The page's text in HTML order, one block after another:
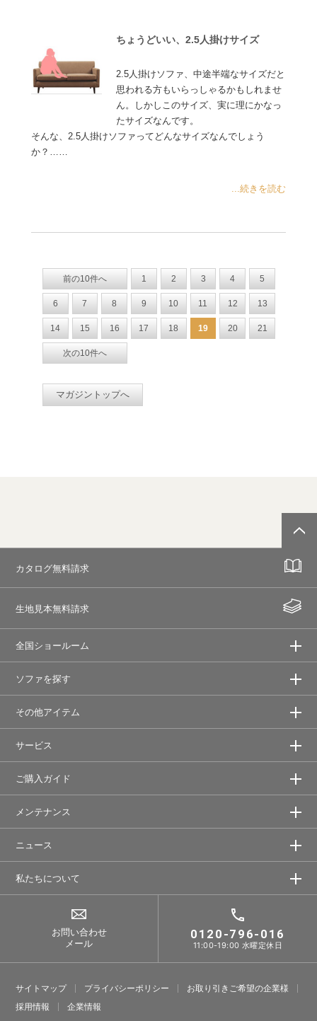
ちょうどいい、2.5人掛けサイズ
2.5人掛けソファ、中途半端なサイズだと
思われる方もいらっしゃるかもしれませ
ん。しかしこのサイズ、実に理にかなっ
たサイズなんです。
そんな、2.5人掛けソファってどんなサイズなんでしょう
か？……
...続きを読む
前の10件へ 1 2 3 4 5
6 7 8 9 10 11 12 13
14 15 16 17 18 19 20 21
次の10件へ
マガジントップへ
カタログ無料請求
生地見本無料請求
全国ショールーム
ソファを探す
その他アイテム
サービス
ご購入ガイド
メンテナンス
ニュース
私たちについて
お問い合わせ
メール
0120-796-016
11:00-19:00 水曜定休日
サイトマップ プライバシーポリシー
お取り引きご希望の企業様
採⽤情報
企業情報